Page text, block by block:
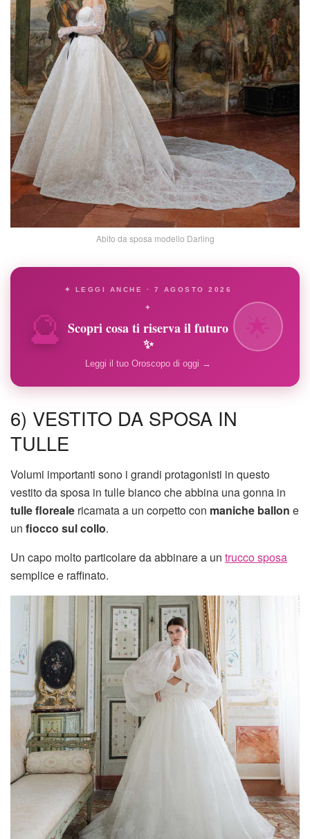
Abito da sposa modello Darling
🔮
✦ LEGGI ANCHE · 7 AGOSTO 2026
✦
Scopri cosa ti riserva il futuro
✨
Leggi il tuo Oroscopo di oggi →
6) VESTITO DA SPOSA IN
TULLE
Volumi importanti sono i grandi protagonisti in questo
vestito da sposa in tulle bianco che abbina una gonna in
tulle floreale ricamata a un corpetto con maniche ballon e
un fiocco sul collo.
Un capo molto particolare da abbinare a un trucco sposa
semplice e raffinato.